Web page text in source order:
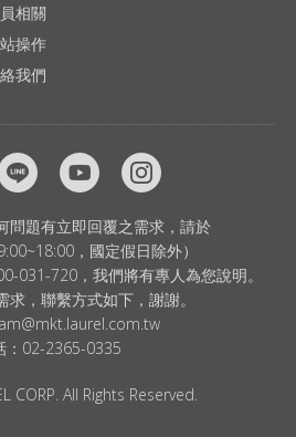
相關
操作
我們
問題有立即回覆之需求，請於
，國定假日除外）
031-720，我們將有專人為您說明。
求，聯繫方式如下，謝謝。
02-2365-0335
CORP. All Rights Reserved.